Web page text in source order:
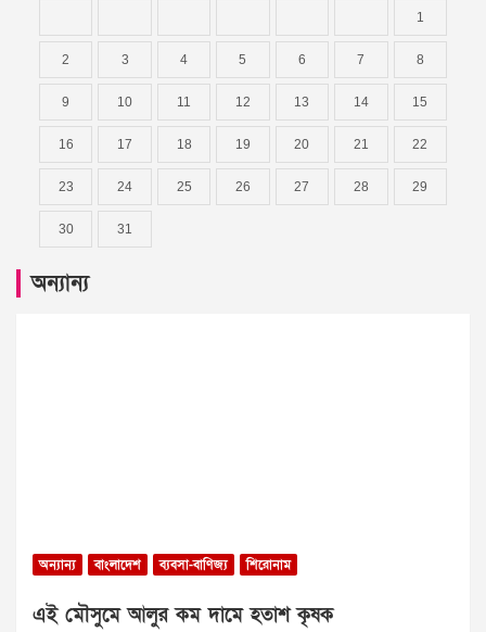
1
2 3 4 5 6 7 8
9 10 11 12 13 14 15
16 17 18 19 20 21 22
23 24 25 26 27 28 29
30 31
অন্যান্য
অন্যান্য বাংলাদেশ ব্যবসা-বাণিজ্য শিরোনাম
এই মৌসুমে আলুর কম দামে হতাশ কৃষক